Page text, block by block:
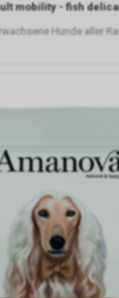
mobility - fish
Hunde aller